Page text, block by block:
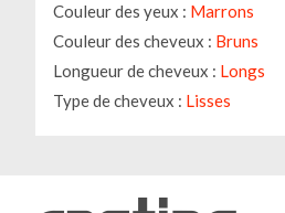
Couleur des yeux : Marrons
Couleur des cheveux : Bruns
Longueur de cheveux : Longs
Type de cheveux : Lisses